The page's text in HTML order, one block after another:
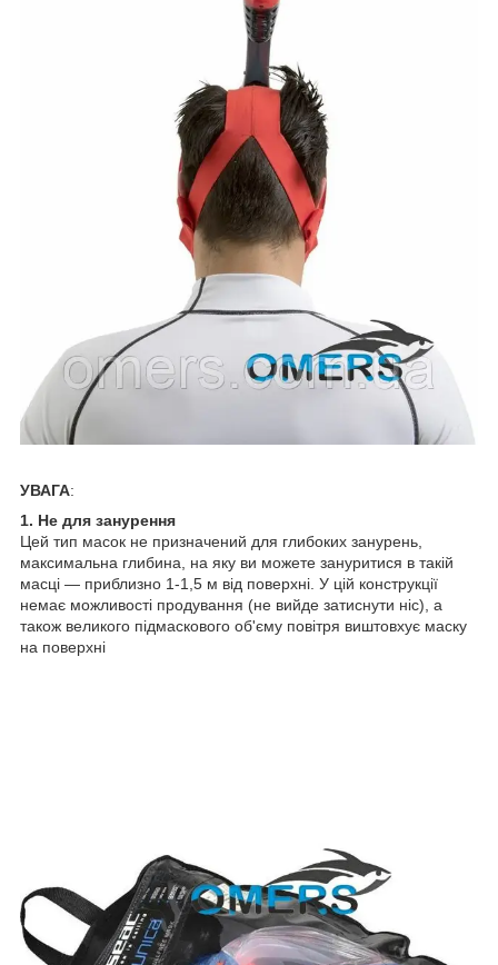
УВАГА:
1. Не для занурення
Цей тип масок не призначений для глибоких занурень,
максимальна глибина, на яку ви можете зануритися в такій
масці — приблизно 1-1,5 м від поверхні. У цій конструкції
немає можливості продування (не вийде затиснути ніс), а
також великого підмаскового об'єму повітря виштовхує маску
на поверхні